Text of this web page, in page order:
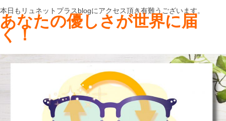
本日もリュネットプラスblogにアクセス頂き有難うございます。
あなたの優しさが世界に届
く！